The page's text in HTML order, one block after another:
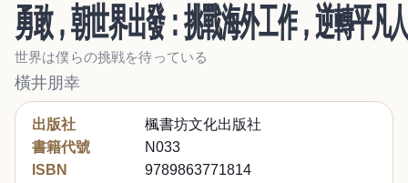
勇敢，朝世界出發：挑戰海外工作，逆轉平凡
世界は僕らの挑戦を待っている
橫井朋幸
出版社
楓書坊文化出版社
書籍代號
N033
ISBN
9789863771814